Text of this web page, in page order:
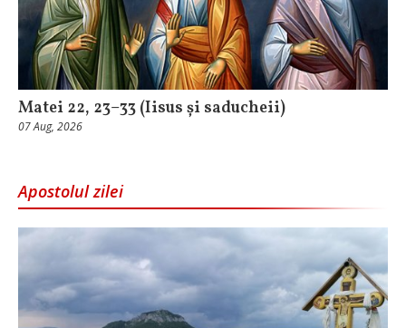
Matei 22, 23–33 (Iisus și saducheii)
07 Aug, 2026
Apostolul zilei